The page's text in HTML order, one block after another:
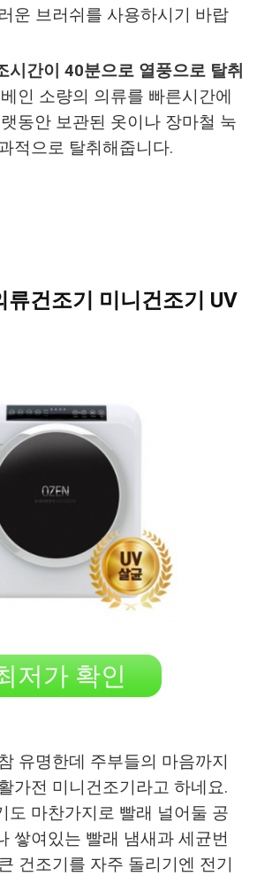
운 브러쉬를 사용하시기 바랍
시간이 40분으로 열풍으로 탈취
인 소량의 의류를 빠른시간에
동안 보관된 옷이나 장마철 눅
적으로 탈취해줍니다.
류건조기 미니건조기 UV
저가 확인
유명한데 주부들의 마음까지
가전 미니건조기라고 하네요.
도 마찬가지로 빨래 널어둘 공
쌓여있는 빨래 냄새과 세균번
건조기를 자주 돌리기엔 전기